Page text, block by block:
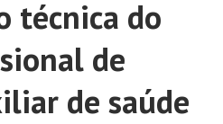
técnica do
de
de saúde